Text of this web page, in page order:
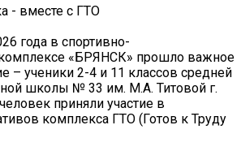
- вместе с ГТО
года в спортивно-
«БРЯНСК» прошло важное
– ученики 2-4 и 11 классов средней
школы № 33 им. М.А. Титовой г.
приняли участие в
комплекса ГТО (Готов к Труду